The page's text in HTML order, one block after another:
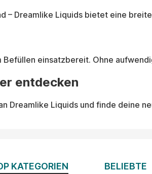
– Dreamlike Liquids bietet eine
Befüllen einsatzbereit. Ohne
entdecken
Dreamlike Liquids und finde deine
KATEGORIEN
BELIEBTE